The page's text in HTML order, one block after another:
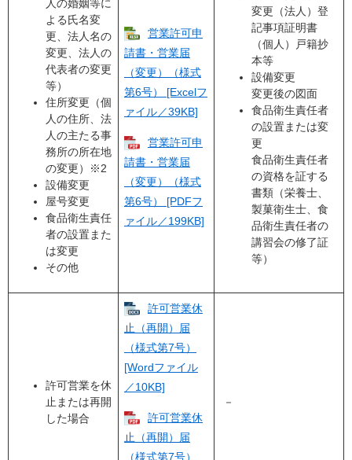
人の婚姻等に
よる氏名変
更、法人名の
変更、法人の
代表者の変更
等）
住所変更（個
人の住所、法
人の主たる事
務所の所在地
の変更）※2
設備変更
屋号変更
食品衛生責任
者の設置また
は変更
その他
営業許可申
請書・営業届
（変更）（様式
第6号） [Excelフ
ァイル／39KB]
営業許可申
請書・営業届
（変更）（様式
第6号） [PDFフ
ァイル／199KB]
変更（法人）登
記事項証明書
（個人）戸籍抄
本等
設備変更
変更後の図面
食品衛生責任者
の設置または変
更
食品衛生責任者
の資格を証する
書類（栄養士、
製菓衛生士、食
品衛生責任者の
講習会の修了証
等）
許可営業を休
止または再開
した場合
許可営業休
止（再開）届
（様式第7号）
[Wordファイル
／10KB]
許可営業休
止（再開）届
（様式第7号）
－